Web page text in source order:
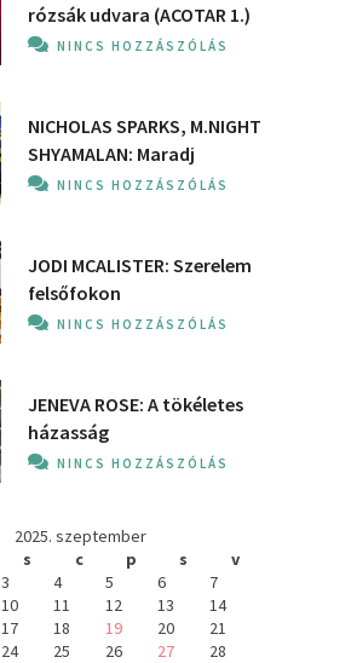
rózsák udvara (ACOTAR 1.)
NINCS HOZZÁSZÓLÁS
NICHOLAS SPARKS, M.NIGHT
SHYAMALAN: Maradj
NINCS HOZZÁSZÓLÁS
JODI MCALISTER: Szerelem
felsőfokon
NINCS HOZZÁSZÓLÁS
JENEVA ROSE: A ​tökéletes
házasság
NINCS HOZZÁSZÓLÁS
2025. szeptember
s c p s
v
3 4 5 6
7
10 11 12 13
14
17 18 19 20
21
24 25 26 27
28